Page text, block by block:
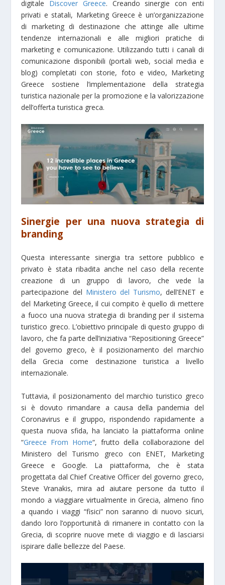
digitale Discover Greece. Creando sinergie con enti
privati e statali, Marketing Greece è un’organizzazione
di marketing di destinazione che attinge alle ultime
tendenze internazionali e alle migliori pratiche di
marketing e comunicazione. Utilizzando tutti i canali di
comunicazione disponibili (portali web, social media e
blog) completati con storie, foto e video, Marketing
Greece sostiene l’implementazione della strategia
turistica nazionale per la promozione e la valorizzazione
dell’offerta turistica greca.
Sinergie per una nuova strategia di
branding
Questa interessante sinergia tra settore pubblico e
privato è stata ribadita anche nel caso della recente
creazione di un gruppo di lavoro, che vede la
partecipazione del Ministero del Turismo, dell’ENET e
del Marketing Greece, il cui compito è quello di mettere
a fuoco una nuova strategia di branding per il sistema
turistico greco. L’obiettivo principale di questo gruppo di
lavoro, che fa parte dell’iniziativa “Repositioning Greece”
del governo greco, è il posizionamento del marchio
della Grecia come destinazione turistica a livello
internazionale.
Tuttavia, il posizionamento del marchio turistico greco
si è dovuto rimandare a causa della pandemia del
Coronavirus e il gruppo, rispondendo rapidamente a
questa nuova sfida, ha lanciato la piattaforma online
“Greece From Home“, frutto della collaborazione del
Ministero del Turismo greco con ENET, Marketing
Greece e Google. La piattaforma, che è stata
progettata dal Chief Creative Officer del governo greco,
Steve Vranakis, mira ad aiutare persone da tutto il
mondo a viaggiare virtualmente in Grecia, almeno fino
a quando i viaggi “fisici” non saranno di nuovo sicuri,
dando loro l’opportunità di rimanere in contatto con la
Grecia, di scoprire nuove mete di viaggio e di lasciarsi
ispirare dalle bellezze del Paese.